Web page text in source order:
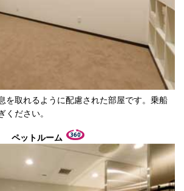
を取れるように配慮された部屋です。乗船
ください。
ペットルーム